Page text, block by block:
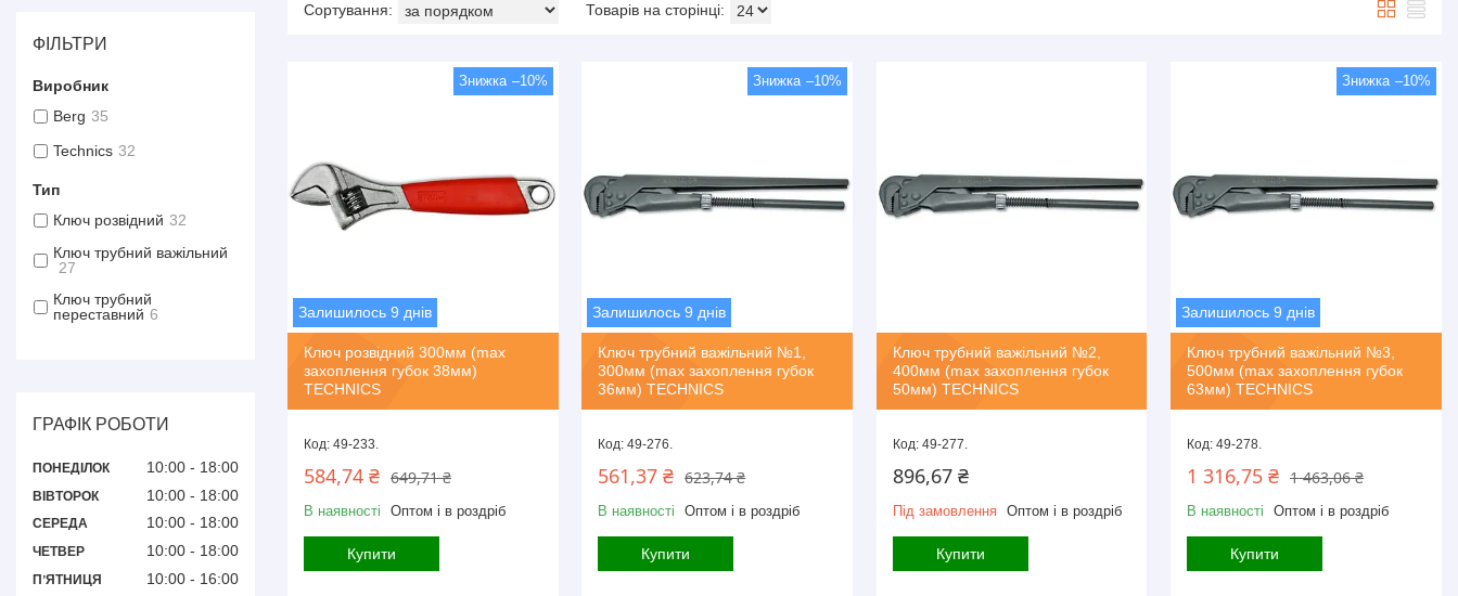
–10%
Залишилось 9 днів
Ключ розвідний 300мм (max
захоплення губок 38мм)
TECHNICS
49-233.
649,71 ₴
584,74 ₴
В наявності Оптом і в роздріб
Купити
–10%
Залишилось 9 днів
Ключ трубний важільний №1,
300мм (max захоплення губок
36мм) TECHNICS
49-276.
623,74 ₴
561,37 ₴
В наявності Оптом і в роздріб
Купити
Ключ трубний важільний №2,
400мм (max захоплення губок
50мм) TECHNICS
49-277.
896,67 ₴
Під замовлення Оптом і в роздріб
Купити
–10%
Залишилось 9 днів
Ключ трубний важільний №3,
500мм (max захоплення губок
63мм) TECHNICS
49-278.
1 463,06 ₴
1 316,75 ₴
В наявності Оптом і в роздріб
Купити
ФІЛЬТРИ
Виробник
Berg 35
Technics 32
Тип
Ключ розвідний 32
Ключ трубний важільний
27
Ключ трубний
переставний 6
ГРАФІК РОБОТИ
ПОНЕДІЛОК 10:00 18:00
ВІВТОРОК 10:00 18:00
СЕРЕДА 10:00 18:00
ЧЕТВЕР 10:00 18:00
ПʼЯТНИЦЯ 10:00 16:00